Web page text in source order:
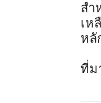
สำ
เห
หลั
ที่ม